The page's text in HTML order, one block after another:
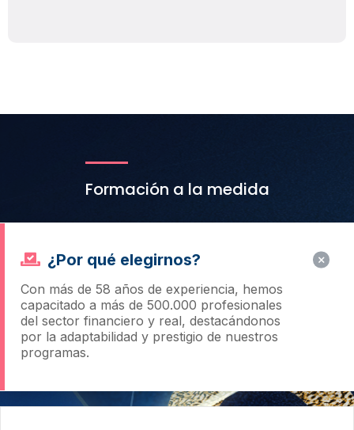
Formación a la medida
¿Por qué elegirnos?
Con más de 58 años de experiencia, hemos
capacitado a más de 500.000 profesionales
del sector financiero y real, destacándonos
por la adaptabilidad y prestigio de nuestros
programas.